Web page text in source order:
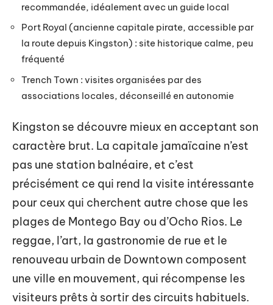
recommandée, idéalement avec un guide local
Port Royal (ancienne capitale pirate, accessible par
la route depuis Kingston) : site historique calme, peu
fréquenté
Trench Town : visites organisées par des
associations locales, déconseillé en autonomie
Kingston se découvre mieux en acceptant son
caractère brut. La capitale jamaïcaine n’est
pas une station balnéaire, et c’est
précisément ce qui rend la visite intéressante
pour ceux qui cherchent autre chose que les
plages de Montego Bay ou d’Ocho Rios. Le
reggae, l’art, la gastronomie de rue et le
renouveau urbain de Downtown composent
une ville en mouvement, qui récompense les
visiteurs prêts à sortir des circuits habituels.